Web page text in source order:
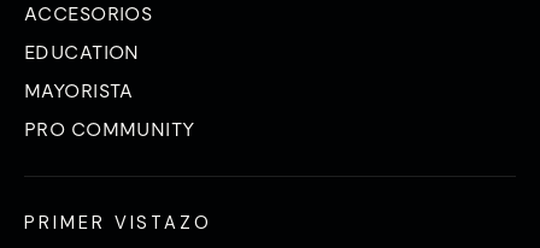
ACCESORIOS
EDUCATION
MAYORISTA
PRO COMMUNITY
PRIMER VISTAZO